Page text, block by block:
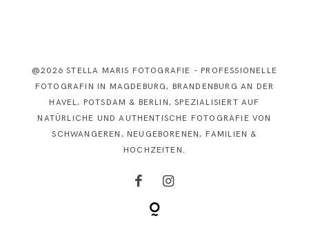
@2026 STELLA MARIS FOTOGRAFIE - PROFESSIONELLE
FOTOGRAFIN IN MAGDEBURG, BRANDENBURG AN DER
HAVEL, POTSDAM & BERLIN, SPEZIALISIERT AUF
NATÜRLICHE UND AUTHENTISCHE FOTOGRAFIE VON
SCHWANGEREN, NEUGEBORENEN, FAMILIEN &
HOCHZEITEN.